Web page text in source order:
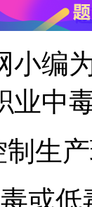
小编
业中
制生
或